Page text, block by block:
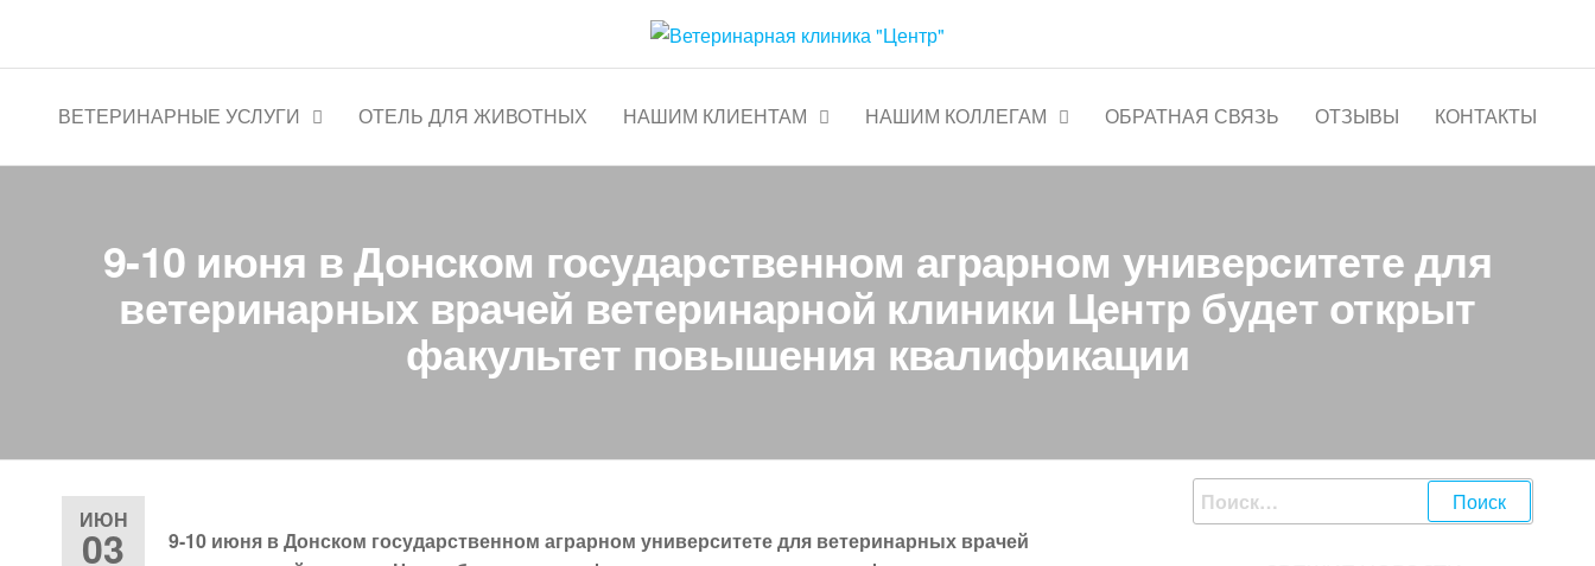
содержимомуВетеринарная клиника "Центр" Круглосуточно
ВЕТЕРИНАРНЫЕ УСЛУГИ ОТЕЛЬ ДЛЯ ЖИВОТНЫХ НАШИМ КЛИЕНТАМ НАШИМ КОЛЛЕГАМ ОБРАТНАЯ СВЯЗЬ ОТЗЫВЫ КОНТАКТЫ
9-10 июня в Донском государственном аграрном университете для
ветеринарных врачей ветеринарной клиники Центр будет открыт
факультет повышения квалификации
ИЮН
03
9-10 июня в Донском государственном аграрном университете для ветеринарных врачей
Найти: